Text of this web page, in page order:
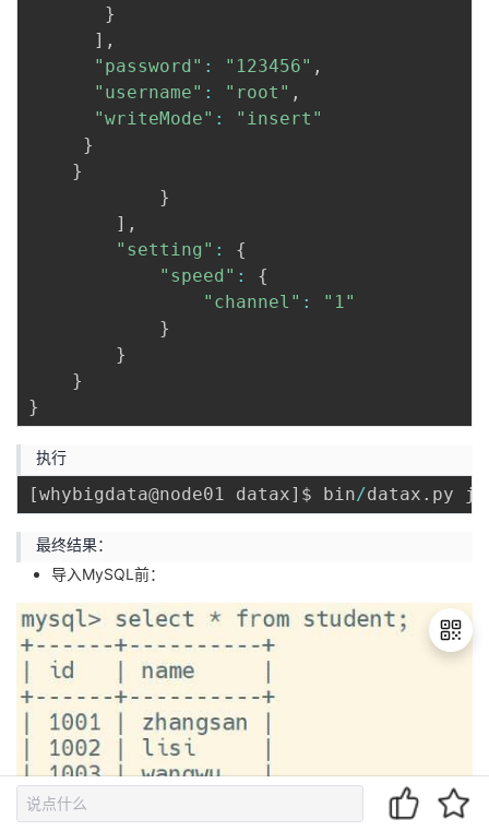
}
] ,
"password" : "123456" ,
"username" : "root" ,
"writeMode" :
"insert"
}
}
}
] ,
"setting" :
{
"speed" :
{
"channel" :
"1"
}
}
}
}
执行
[whybigdata@node01 datax] $ bin/datax . py
最终结果：
导入MySQL前：